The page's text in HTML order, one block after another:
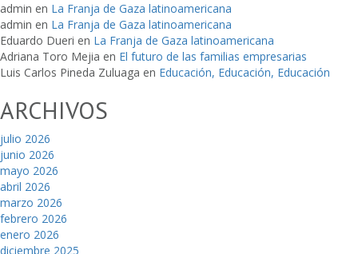
admin en La Franja de Gaza latinoamericana
admin en La Franja de Gaza latinoamericana
Eduardo Dueri en La Franja de Gaza latinoamericana
Adriana Toro Mejia en El futuro de las familias empresarias
Luis Carlos Pineda Zuluaga en Educación, Educación, Educación
ARCHIVOS
julio 2026
junio 2026
mayo 2026
abril 2026
marzo 2026
febrero 2026
enero 2026
diciembre 2025